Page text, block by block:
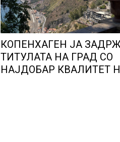
КОПЕНХАГЕН ЈА
ТИТУЛАТА НА ГРАД СО
НАЈДОБАР КВАЛИТЕТ